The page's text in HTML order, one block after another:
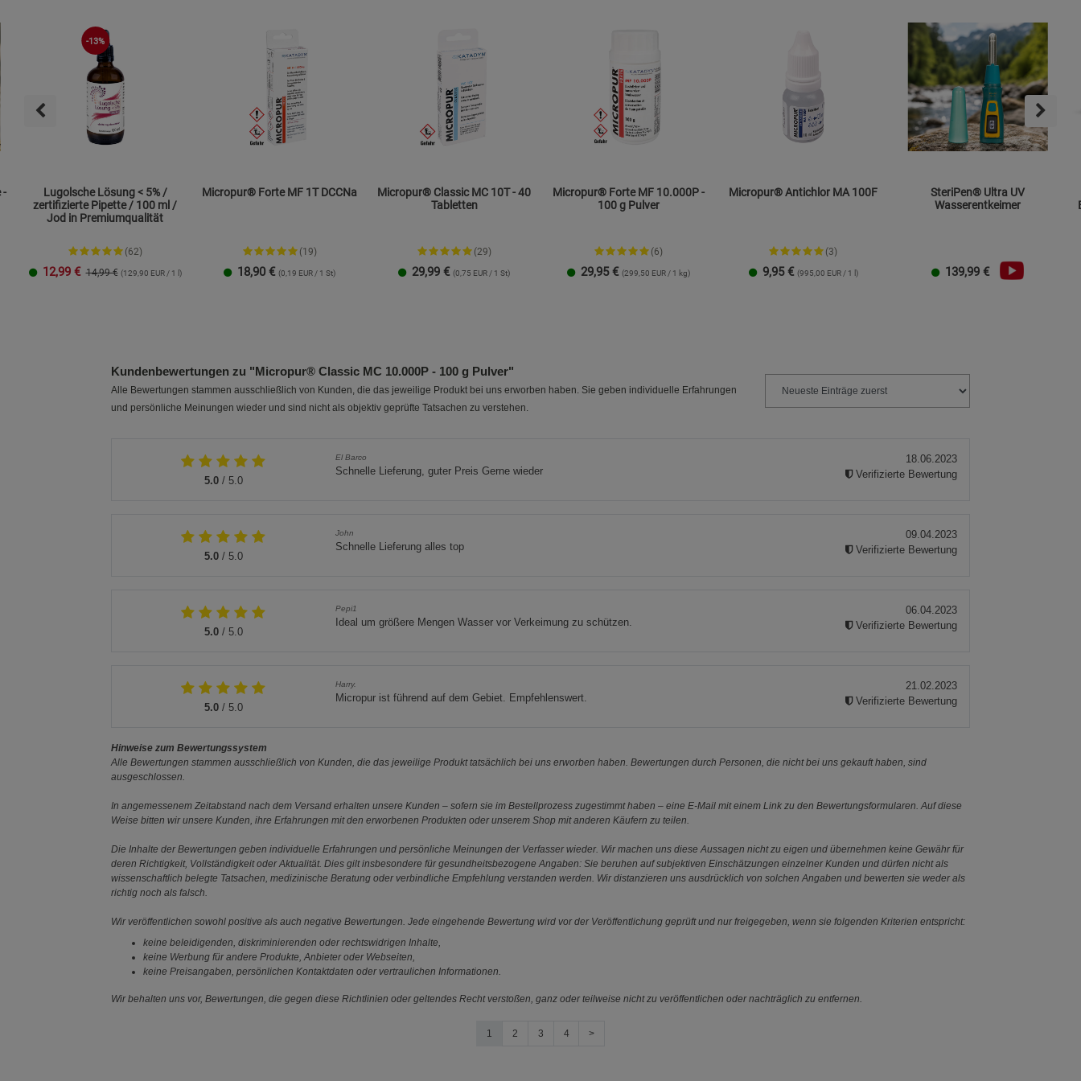
-
-13%
Lugolsche Lösung < 5% /
zertifizierte Pipette / 100 ml /
Jod in Premiumqualität
(62)
12,99 € 14,99 € (129,90 EUR / 1 l)
Micropur® Forte MF 1T DCCNa
(19)
18,90 € (0,19 EUR / 1 St)
Micropur® Classic MC 10T - 40
Tabletten
(29)
29,99 € (0,75 EUR / 1 St)
Micropur® Forte MF 10.000P -
100 g Pulver
(6)
29,95 € (299,50 EUR / 1 kg)
Micropur® Antichlor MA 100F
(3)
9,95 € (995,00 EUR / 1 l)
SteriPen® Ultra UV
Wasserentkeimer
139,99 €
Kundenbewertungen zu "Micropur® Classic MC 10.000P - 100 g Pulver"
Alle Bewertungen stammen ausschließlich von Kunden, die das jeweilige Produkt bei uns erworben haben. Sie geben individuelle Erfahrungen
und persönliche Meinungen wieder und sind nicht als objektiv geprüfte Tatsachen zu verstehen.
5.0/ 5.0
El Barco
Schnelle Lieferung, guter Preis Gerne wieder
18.06.2023
Verifizierte Bewertung
5.0/ 5.0
John
Schnelle Lieferung alles top
09.04.2023
Verifizierte Bewertung
5.0/ 5.0
Pepi1
Ideal um größere Mengen Wasser vor Verkeimung zu schützen.
06.04.2023
Verifizierte Bewertung
5.0/ 5.0
Harry.
Micropur ist führend auf dem Gebiet. Empfehlenswert.
21.02.2023
Verifizierte Bewertung
Hinweise zum Bewertungssystem
Alle Bewertungen stammen ausschließlich von Kunden, die das jeweilige Produkt tatsächlich bei uns erworben haben. Bewertungen durch Personen, die nicht bei uns gekauft haben, sind
ausgeschlossen.
In angemessenem Zeitabstand nach dem Versand erhalten unsere Kunden – sofern sie im Bestellprozess zugestimmt haben – eine E-Mail mit einem Link zu den Bewertungsformularen. Auf diese
Weise bitten wir unsere Kunden, ihre Erfahrungen mit den erworbenen Produkten oder unserem Shop mit anderen Käufern zu teilen.
Die Inhalte der Bewertungen geben individuelle Erfahrungen und persönliche Meinungen der Verfasser wieder. Wir machen uns diese Aussagen nicht zu eigen und übernehmen keine Gewähr für
deren Richtigkeit, Vollständigkeit oder Aktualität. Dies gilt insbesondere für gesundheitsbezogene Angaben: Sie beruhen auf subjektiven Einschätzungen einzelner Kunden und dürfen nicht als
wissenschaftlich belegte Tatsachen, medizinische Beratung oder verbindliche Empfehlung verstanden werden. Wir distanzieren uns ausdrücklich von solchen Angaben und bewerten sie weder als
richtig noch als falsch.
Wir veröffentlichen sowohl positive als auch negative Bewertungen. Jede eingehende Bewertung wird vor der Veröffentlichung geprüft und nur freigegeben, wenn sie folgenden Kriterien entspricht:
keine beleidigenden, diskriminierenden oder rechtswidrigen Inhalte,
keine Werbung für andere Produkte, Anbieter oder Webseiten,
keine Preisangaben, persönlichen Kontaktdaten oder vertraulichen Informationen.
Wir behalten uns vor, Bewertungen, die gegen diese Richtlinien oder geltendes Recht verstoßen, ganz oder teilweise nicht zu veröffentlichen oder nachträglich zu entfernen.
1 2 3 4 >
Marketing Cookies (3) Marketing Cookies
Beschreibung Marketing Cookies
Datenschutzerklärung